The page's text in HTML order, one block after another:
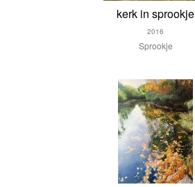
kerk in sprookje
2016
Sprookje